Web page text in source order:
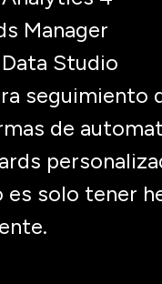
Manager
Studio
seguimiento
de
es solo tener